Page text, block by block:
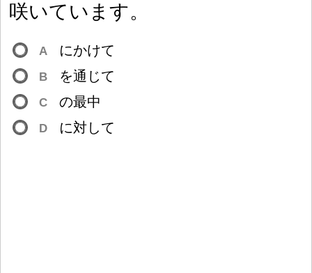
咲いています。
A にかけて
B を通 じて
C の最中
D に対して